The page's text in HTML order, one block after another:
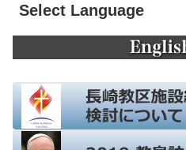
Select Language